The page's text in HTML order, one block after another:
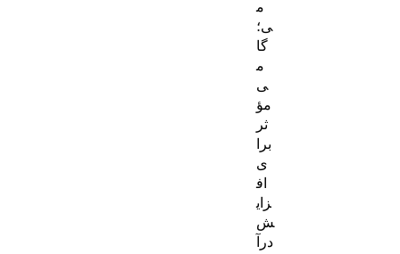
م
ی؛
گا
م
ی
مؤ
ثر
برا
ی
اف
زای
ش
درآ